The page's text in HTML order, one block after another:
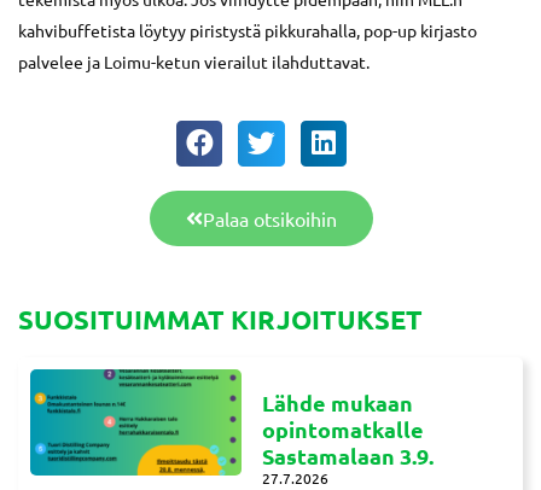
kahvibuffetista löytyy piristystä pikkurahalla, pop-up kirjasto
palvelee ja Loimu-ketun vierailut ilahduttavat.
Palaa otsikoihin
SUOSITUIMMAT KIRJOITUKSET
Lähde mukaan
opintomatkalle
Sastamalaan 3.9.
27.7.2026